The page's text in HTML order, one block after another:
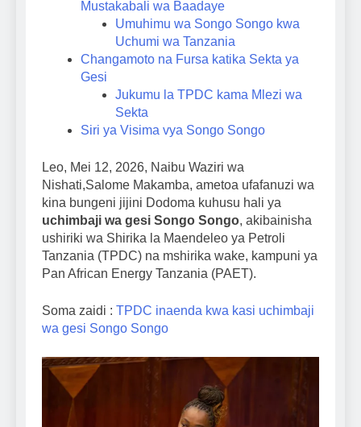
Mustakabali wa Baadaye
Umuhimu wa Songo Songo kwa
Uchumi wa Tanzania
Changamoto na Fursa katika Sekta ya
Gesi
Jukumu la TPDC kama Mlezi wa
Sekta
Siri ya Visima vya Songo Songo
Leo, Mei 12, 2026, Naibu Waziri wa
Nishati,Salome Makamba, ametoa ufafanuzi wa
kina bungeni jijini Dodoma kuhusu hali ya
uchimbaji wa gesi Songo Songo, akibainisha
ushiriki wa Shirika la Maendeleo ya Petroli
Tanzania (TPDC) na mshirika wake, kampuni ya
Pan African Energy Tanzania (PAET).
Soma zaidi : TPDC inaenda kwa kasi uchimbaji
wa gesi Songo Songo